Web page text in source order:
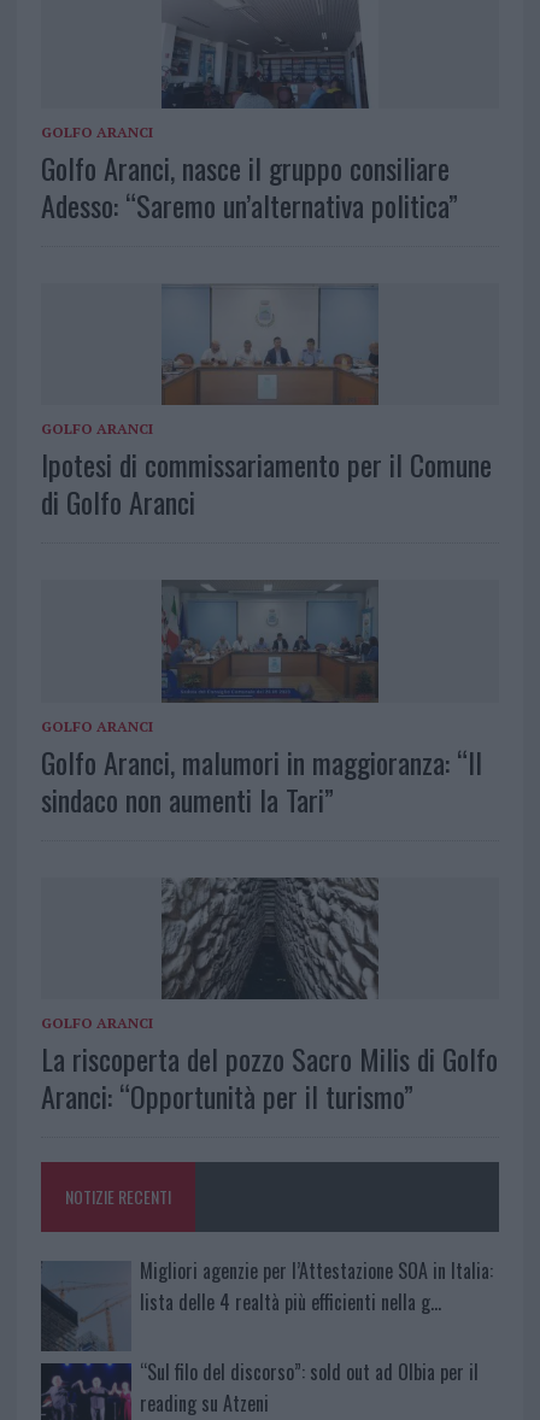
GOLFO ARANCI
Golfo Aranci, nasce il gruppo consiliare
Adesso: “Saremo un’alternativa politica”
GOLFO ARANCI
Ipotesi di commissariamento per il Comune
di Golfo Aranci
GOLFO ARANCI
Golfo Aranci, malumori in maggioranza: “Il
sindaco non aumenti la Tari”
GOLFO ARANCI
La riscoperta del pozzo Sacro Milis di Golfo
Aranci: “Opportunità per il turismo”
NOTIZIE RECENTI
Migliori agenzie per l’Attestazione SOA in Italia:
lista delle 4 realtà più efficienti nella g…
“Sul filo del discorso”: sold out ad Olbia per il
reading su Atzeni